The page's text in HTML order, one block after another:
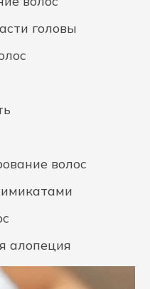
головы
волос
алопеция